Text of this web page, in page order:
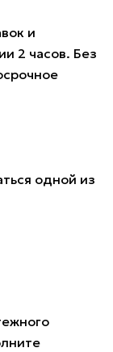
и
2 часов. Без
одной из